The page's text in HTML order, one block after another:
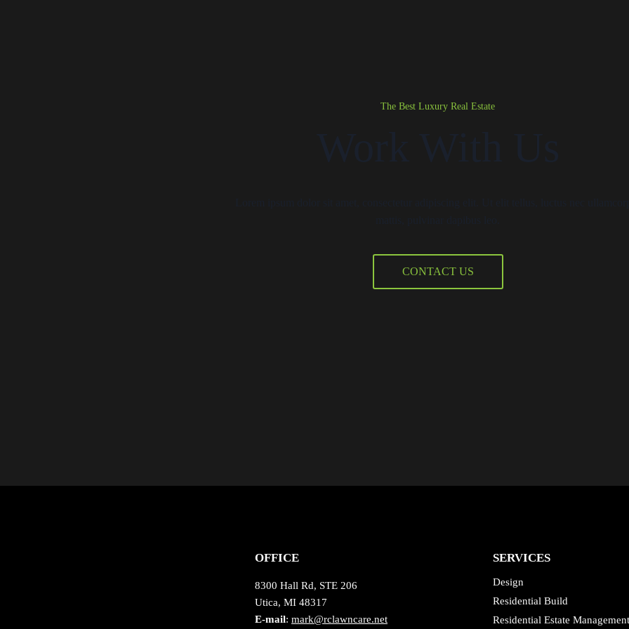
The Best Luxury Real Estate
CONTACT US
OFFICE
8300 Hall Rd, STE 206
Utica, MI 48317
E-mail: mark@rclawncare.net
SERVICES
Design
Residential Build
Residential Estate Management